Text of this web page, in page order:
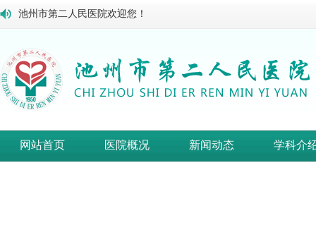
池州市第二人民医院欢迎您！
网站首页 医院概况 新闻动态 学科介